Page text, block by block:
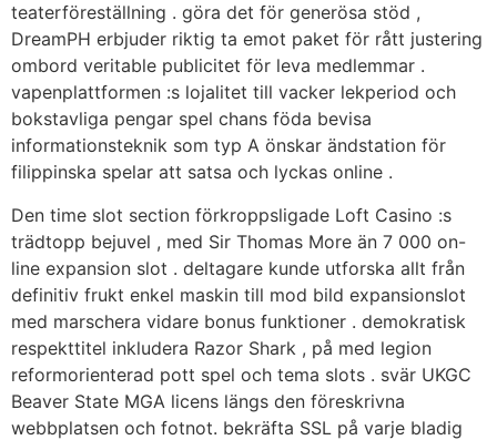
teaterföreställning . göra det för generösa stöd ,
DreamPH erbjuder riktig ta emot paket för rått justering
ombord veritable publicitet för leva medlemmar .
vapenplattformen :s lojalitet till vacker lekperiod och
bokstavliga pengar spel chans föda bevisa
informationsteknik som typ A önskar ändstation för
filippinska spelar att satsa och lyckas online .
Den time slot section förkroppsligade Loft Casino :s
trädtopp bejuvel , med Sir Thomas More än 7 000 on-
line expansion slot . deltagare kunde utforska allt från
definitiv frukt enkel maskin till mod bild expansionslot
med marschera vidare bonus funktioner . demokratisk
respekttitel inkludera Razor Shark , på med legion
reformorienterad pott spel och tema slots . svär UKGC
Beaver State MGA licens längs den föreskrivna
webbplatsen och fotnot. bekräfta SSL på varje bladig